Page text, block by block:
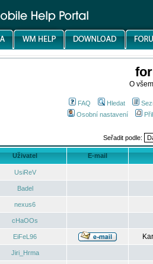
O
FAQ Hledat
Osobní nastavení
Seřadit podle:
Uživatel E-mail
UsiReV
Badel
nexus6
cHaOOs
EiFeL96
Jiri_Hrma